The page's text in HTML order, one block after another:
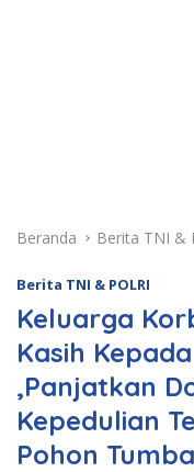
Beranda Berita TNI &
Berita TNI & POLRI
Keluarga
Kasih
,Panjatkan
Kepedulian
Pohon